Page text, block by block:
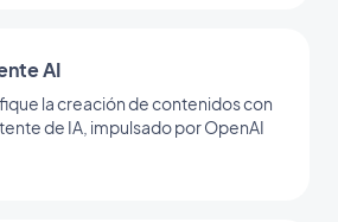
AI
la creación de contenidos con
de IA, impulsado por OpenAI